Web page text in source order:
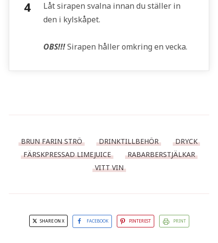
Låt sirapen svalna innan du ställer in
den i kylskåpet.
OBS!!!Sirapen håller omkring en vecka.
BRUN FARIN STRÖ DRINKTILLBEHÖR
DRYCK
FÄRSKPRESSAD LIMEJUICE
RABARBERSTJÄLKAR
VITT VIN
SHARE ON X FACEBOOK PINTEREST PRINT